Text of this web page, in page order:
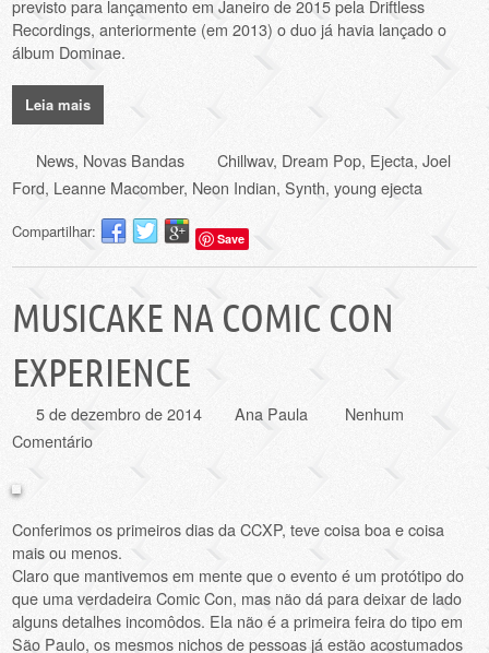
previsto para lançamento em Janeiro de 2015 pela Driftless
Recordings, anteriormente (em 2013) o duo já havia lançado o
álbum Dominae.
Leia mais
News, Novas Bandas Chillwav, Dream Pop, Ejecta,Joel
Ford, Leanne Macomber, Neon Indian,Synth,young ejecta
Compartilhar: Save
MUSICAKE NA COMIC CON
EXPERIENCE
5 de dezembro de 2014 Ana Paula
Nenhum
Comentário
Conferimos os primeiros dias da CCXP, teve coisa boa e coisa
mais ou menos.
Claro que mantivemos em mente que o evento é um protótipo do
que uma verdadeira Comic Con, mas não dá para deixar de lado
alguns detalhes incomôdos. Ela não é a primeira feira do tipo em
São Paulo, os mesmos nichos de pessoas já estão acostumados